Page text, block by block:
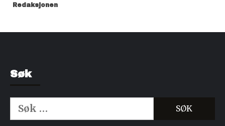
Redaksjonen
Søk
Søk
etter: